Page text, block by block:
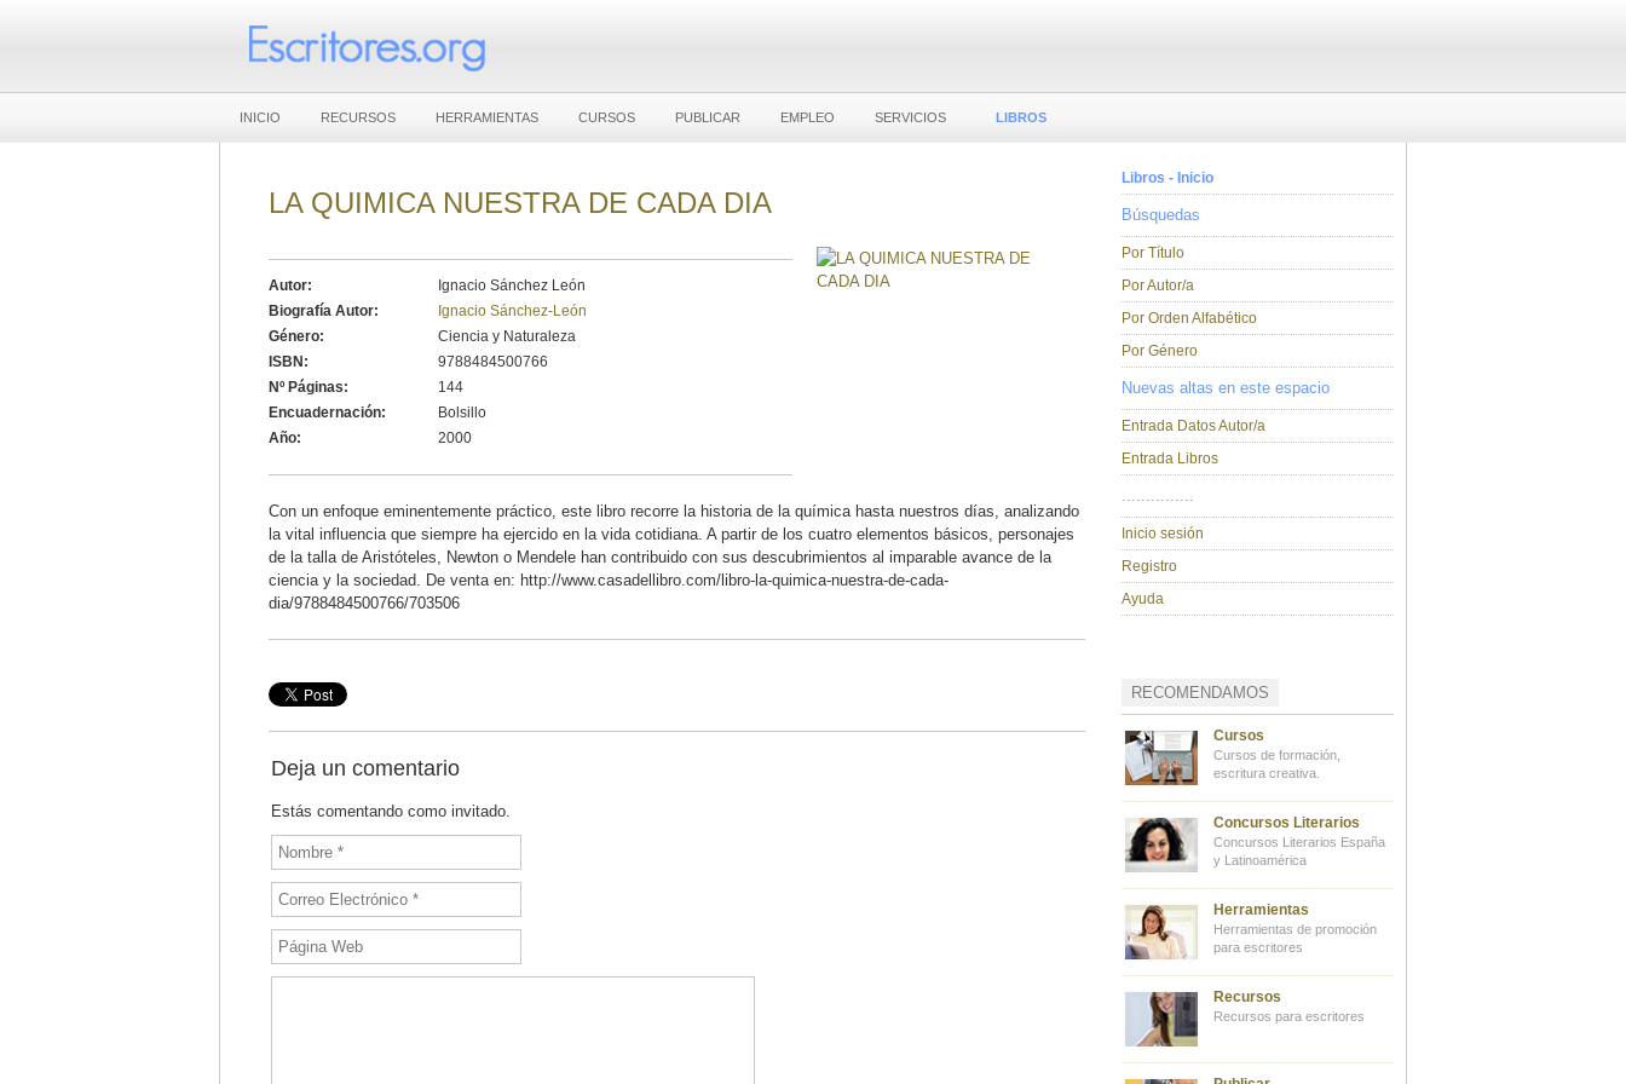
INICIO RECURSOS HERRAMIENTAS CURSOS PUBLICAR EMPLEO SERVICIOS LIBROS
LA QUIMICA NUESTRA DE CADA DIA
Autor:
Ignacio Sánchez León
Biografía Autor:
Ignacio Sánchez-León
Género:
Ciencia y Naturaleza
ISBN:
9788484500766
Nº Páginas:
144
Encuadernación:
Bolsillo
Año:
2000
Con un enfoque eminentemente práctico, este libro recorre la historia de la química hasta nuestros días, analizando
la vital influencia que siempre ha ejercido en la vida cotidiana. A partir de los cuatro elementos básicos, personajes
de la talla de Aristóteles, Newton o Mendele han contribuido con sus descubrimientos al imparable avance de la
ciencia y la sociedad. De venta en: http://www.casadellibro.com/libro-la-quimica-nuestra-de-cada-
dia/9788484500766/703506
Deja un comentario
Estás comentando como invitado.
Libros - Inicio
Búsquedas
Por Título
Por Autor/a
Por Orden Alfabético
Por Género
Nuevas altas en este espacio
Entrada Datos Autor/a
Entrada Libros
...............
Inicio sesión
Registro
Ayuda
RECOMENDAMOS
Cursos
Cursos de formación,
escritura creativa.
Concursos Literarios
Concursos Literarios España
y Latinoamérica
Herramientas
Herramientas de promoción
para escritores
Recursos
Recursos para escritores